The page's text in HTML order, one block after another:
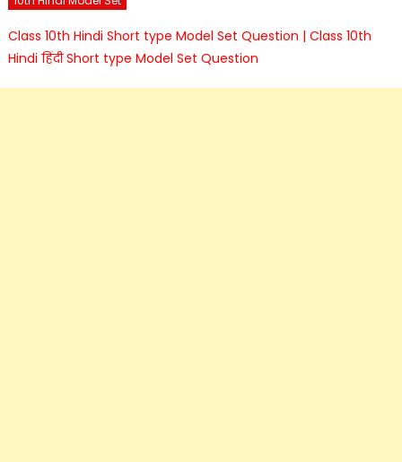
Class 10th Hindi Short type Model Set Question | Class 10th
Hindi हिंदी Short type Model Set Question